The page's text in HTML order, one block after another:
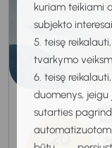
kuriam teikiami
subjekto
5. teisę
tvarkymo
6. teisę
duomenys,
sutarties
20